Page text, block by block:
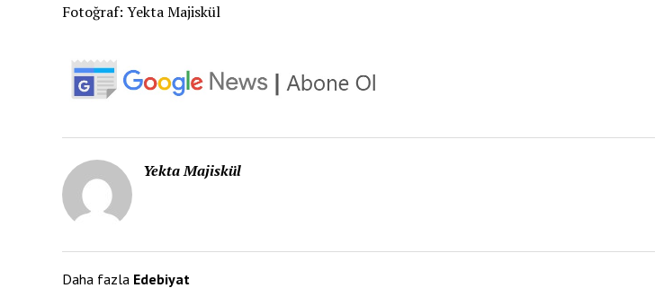
Fotoğraf: Yekta Majiskül
Yekta Majiskül
Daha fazla Edebiyat